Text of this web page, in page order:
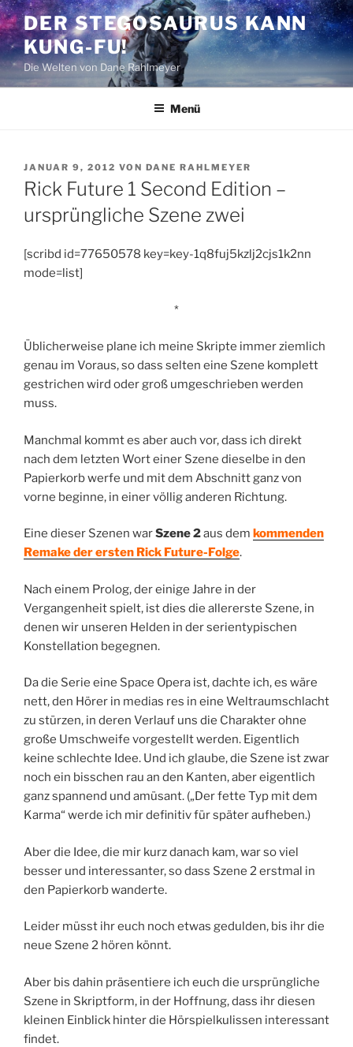
Zum
Inhalt
springen
DER STEGOSAURUS KANN
KUNG-FU!
Die Welten von Dane Rahlmeyer
Menü
VERÖFFENTLICHT
AM
JANUAR 9, 2012 VON DANE RAHLMEYER
Rick Future 1 Second Edition –
ursprüngliche Szene zwei
[scribd id=77650578 key=key-1q8fuj5kzlj2cjs1k2nn
mode=list]
*
Üblicherweise plane ich meine Skripte immer ziemlich
genau im Voraus, so dass selten eine Szene komplett
gestrichen wird oder groß umgeschrieben werden
muss.
Manchmal kommt es aber auch vor, dass ich direkt
nach dem letzten Wort einer Szene dieselbe in den
Papierkorb werfe und mit dem Abschnitt ganz von
vorne beginne, in einer völlig anderen Richtung.
Eine dieser Szenen warSzene 2aus dem kommenden
Remake der ersten Rick Future-Folge.
Nach einem Prolog, der einige Jahre in der
Vergangenheit spielt, ist dies die allererste Szene, in
denen wir unseren Helden in der serientypischen
Konstellation begegnen.
Da die Serie eine Space Opera ist, dachte ich, es wäre
nett, den Hörer in medias res in eine Weltraumschlacht
zu stürzen, in deren Verlauf uns die Charakter ohne
große Umschweife vorgestellt werden. Eigentlich
keine schlechte Idee. Und ich glaube, die Szene ist zwar
noch ein bisschen rau an den Kanten, aber eigentlich
ganz spannend und amüsant. („Der fette Typ mit dem
Karma“ werde ich mir definitiv für später aufheben.)
Aber die Idee, die mir kurz danach kam, war so viel
besser und interessanter, so dass Szene 2 erstmal in
den Papierkorb wanderte.
Leider müsst ihr euch noch etwas gedulden, bis ihr die
neue Szene 2 hören könnt.
Aber bis dahin präsentiere ich euch die ursprüngliche
Szene in Skriptform, in der Hoffnung, dass ihr diesen
kleinen Einblick hinter die Hörspielkulissen interessant
findet.